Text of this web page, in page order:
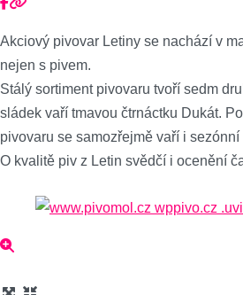
Akciový pivovar Letiny se nachází v
nejen s pivem.
Stálý sortiment pivovaru tvoří sedm
sládek vaří tmavou čtrnáctku Dukát.
pivovaru se samozřejmě vaří i sezónní
O kvalitě piv z Letin svědčí i ocenění